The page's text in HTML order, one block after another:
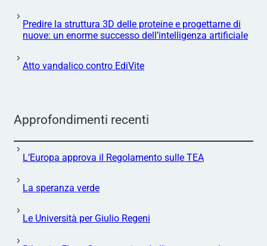
Predire la struttura 3D delle proteine e progettarne di
nuove: un enorme successo dell’intelligenza artificiale
Atto vandalico contro EdiVite
Approfondimenti recenti
L’Europa approva il Regolamento sulle TEA
La speranza verde
Le Università per Giulio Regeni